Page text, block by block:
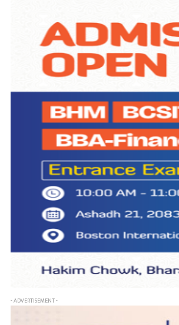
- ADVERTISEMENT -